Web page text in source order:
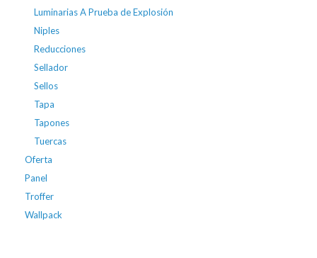
Luminarias A Prueba de Explosión
Niples
Reducciones
Sellador
Sellos
Tapa
Tapones
Tuercas
Oferta
Panel
Troffer
Wallpack